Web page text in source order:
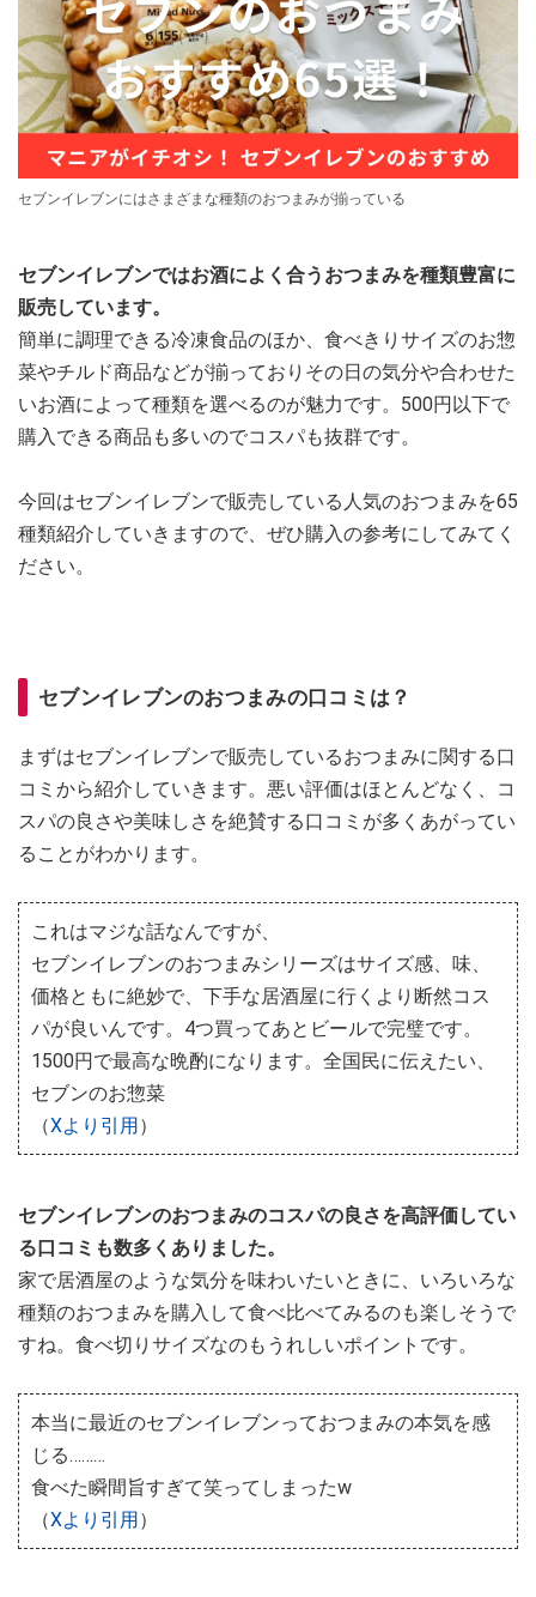
セブンイレブンにはさまざまな種類のおつまみが揃っている
セブンイレブンではお酒によく合うおつまみを種類豊富に
販売しています。
簡単に調理できる冷凍食品のほか、食べきりサイズのお惣
菜やチルド商品などが揃っておりその日の気分や合わせた
いお酒によって種類を選べるのが魅力です。500円以下で
購入できる商品も多いのでコスパも抜群です。
今回はセブンイレブンで販売している人気のおつまみを65
種類紹介していきますので、ぜひ購入の参考にしてみてく
ださい。
セブンイレブンのおつまみの口コミは？
まずはセブンイレブンで販売しているおつまみに関する口
コミから紹介していきます。悪い評価はほとんどなく、コ
スパの良さや美味しさを絶賛する口コミが多くあがってい
ることがわかります。
これはマジな話なんですが、
セブンイレブンのおつまみシリーズはサイズ感、味、
価格ともに絶妙で、下手な居酒屋に行くより断然コス
パが良いんです。4つ買ってあとビールで完璧です。
1500円で最高な晩酌になります。全国民に伝えたい、
セブンのお惣菜
（Xより引用 ）
セブンイレブンのおつまみのコスパの良さを高評価してい
る口コミも数多くありました。
家で居酒屋のような気分を味わいたいときに、いろいろな
種類のおつまみを購入して食べ比べてみるのも楽しそうで
すね。食べ切りサイズなのもうれしいポイントです。
本当に最近のセブンイレブンっておつまみの本気を感
じる………
食べた瞬間旨すぎて笑ってしまったw
（Xより引用 ）